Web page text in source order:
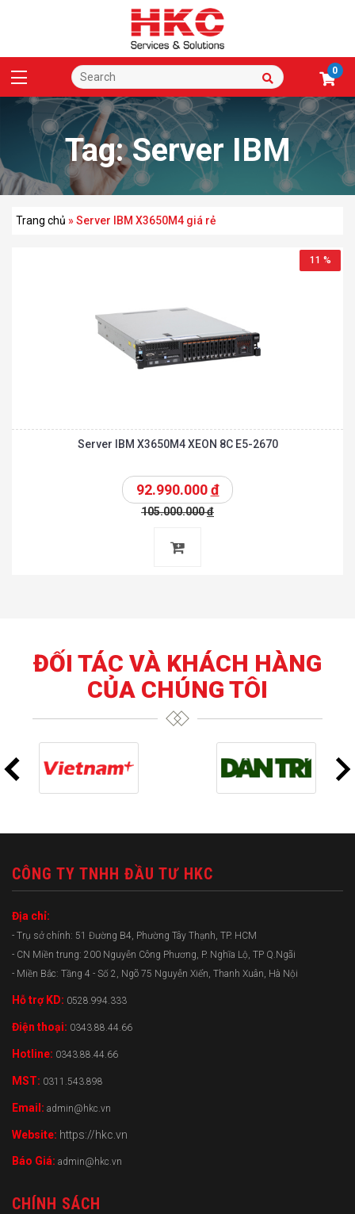
0
Tag:Server IBM
X3650M4 giá rẻ
Trang chủ »Server IBM X3650M4 giá rẻ
11 %
Server IBM X3650M4 XEON 8C E5-2670
92.990.000đ
105.000.000đ
ĐỐI TÁC VÀ KHÁCH HÀNG
CỦA CHÚNG TÔI
CÔNG TY TNHH ĐẦU TƯ HKC
Địa chỉ:
- Trụ sở chính: 51 Đường B4, Phường Tây Thạnh, TP. HCM
- CN Miền trung: 200 Nguyễn Công Phương, P. Nghĩa Lộ, TP Q.Ngãi
- Miền Bắc: Tầng 4 - Số 2, Ngõ 75 Nguyễn Xiển, Thanh Xuân, Hà Nội
Hỗ trợ KD: 0528.994.333
Điện thoại: 0343.88.44.66
Hotline: 0343.88.44.66
MST: 0311.543.898
Email: admin@hkc.vn
Website: https://hkc.vn
Báo Giá: admin@hkc.vn
CHÍNH SÁCH